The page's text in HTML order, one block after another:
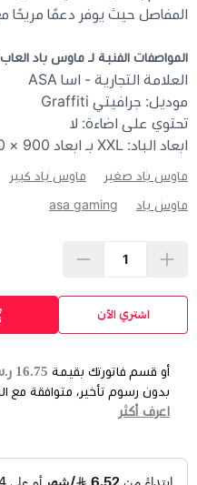
المفاصل حيث يوفر دعمًا مريحًا
المواصفات الفنبة لـ ماوس باد العاب:
العلامة التجارية - اسا ASA
موديل: جرافيتي Graffiti
تحتوي على اضاءة: لا
ابعاد الباد: XXL بـ ابعاد 900 × 400
ماوس باد صغير ماوس باد كبير
ماوس باد asa gaming
اشتري الآن
أو قسم فاتورتك بقيمة16.75 ر.س
بدون رسوم تأخير، متوافقة مع
اعرف أكثر